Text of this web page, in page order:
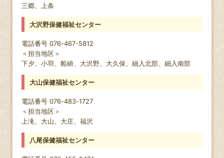
三郷、上条
大沢野保健福祉センター
電話番号 076-467-5812
＜担当地区＞
下夕、小羽、船峅、大沢野、大久保、細入北部、細入南部
大山保健福祉センター
電話番号 076-483-1727
＜担当地区＞
上滝、大山、大庄、福沢
八尾保健福祉センター